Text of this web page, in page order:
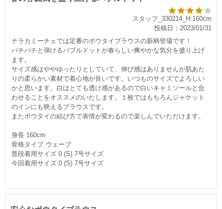
スタッフ_330214_H:160cm
投稿日：2023/01/31
ナラカミーチェでは定番のボウタイブラウスの新柄登場です！
パチパチと弾けるバブルドットが春らしい爽やかな気分を盛り上げ
ます。
サイズ感はややゆったりとしていて、伸び感はありませんが肌あた
りの柔らかい素材で着心地が良いです。いつものサイズでよろしい
かと思います。白はとても透け感があるので白いキャミソールと合
わせることをオススメのいたします。１枚ではもちろんジャケット
のインにも映えるブラウスです。
またボウタイの結び方で表情が変わるので楽しんでいただけます。
身長 160cm
骨格タイプ ウェーブ
普段着用サイズ 0 (S) 7号サイズ
今回着用サイズ 0 (S) 7号サイズ